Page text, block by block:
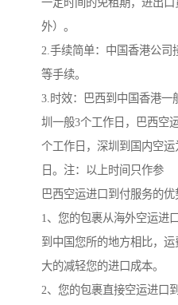
一定时间的免租期，进出
外）。
2.手续简单：中国香港公司
等手续。
3.时效：巴西到中国香港一
圳一般3个工作日，巴西空
个工作日，深圳到国内空
日。注：以上时间只作参
巴西空运进口到付服务的优
1、您的包裹从海外空运进
到中国您所的地方相比，
大的减轻您的进口成本。
2、您的包裹直接空运进口